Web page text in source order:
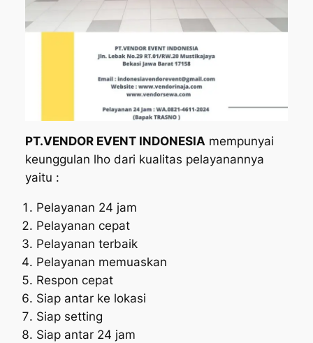
PT.VENDOR EVENT INDONESIAmempunyai
keunggulan lho dari kualitas pelayanannya
yaitu :
Pelayanan 24 jam
Pelayanan cepat
Pelayanan terbaik
Pelayanan memuaskan
Respon cepat
Siap antar ke lokasi
Siap setting
Siap antar 24 jam